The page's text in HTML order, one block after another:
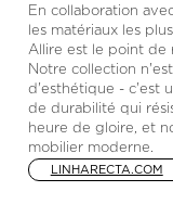
En collaboration
les matériaux les
Allire est le point de
Notre collection
d'esthétique - c'est
de durabilité qui
heure de gloire, et
mobilier moderne.
LINHARECTA.COM